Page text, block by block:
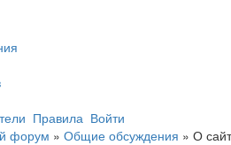
Правила Войти
форум » Общие обсуждения » О